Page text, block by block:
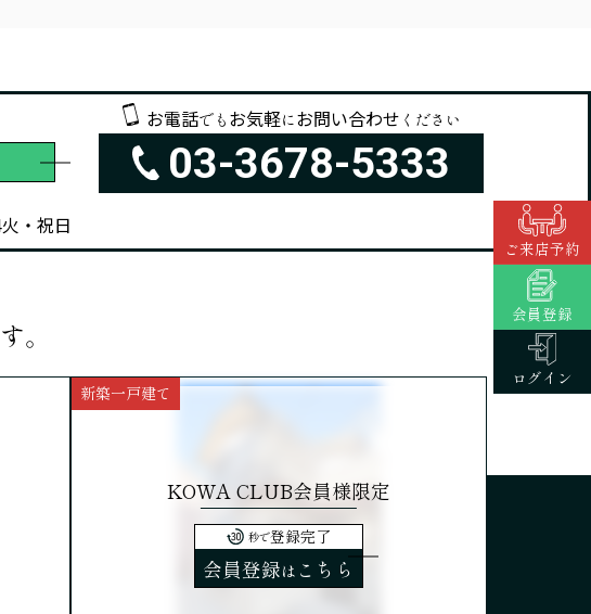
ご来店予約
会員登録
ログイン
お電話でも お気軽にお問い合わせ ください
03-3678-5333
・祝日
。
新築一戸建て
KOWA CLUB会員様限定
秒で登録完了
会員登録は こちら